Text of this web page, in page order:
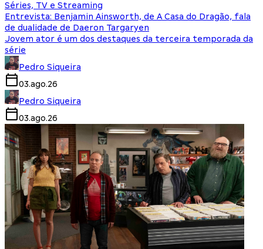
Séries, TV e Streaming
Entrevista: Benjamin Ainsworth, de A Casa do Dragão, fala
de dualidade de Daeron Targaryen
Jovem ator é um dos destaques da terceira temporada da
série
Pedro Siqueira
03.ago.26
Pedro Siqueira
03.ago.26